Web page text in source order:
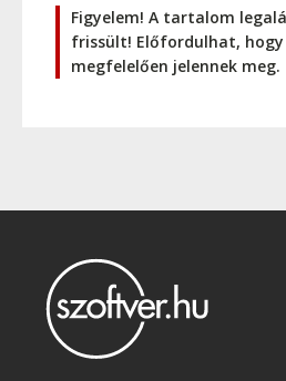
Figyelem! A tartalom
frissült! Előfordulhat, hogy
megfelelően jelennek meg.